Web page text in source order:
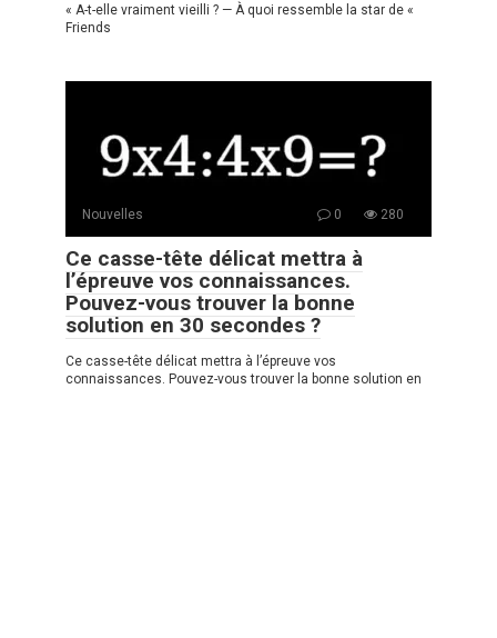
« A-t-elle vraiment vieilli ? — À quoi ressemble la star de «
Friends
Nouvelles 0 280
Ce casse-tête délicat mettra à
l’épreuve vos connaissances.
Pouvez-vous trouver la bonne
solution en 30 secondes ?
Ce casse-tête délicat mettra à l’épreuve vos
connaissances. Pouvez-vous trouver la bonne solution en